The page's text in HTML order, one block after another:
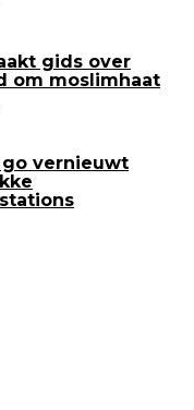
gids over
om moslimhaat
vernieuwt